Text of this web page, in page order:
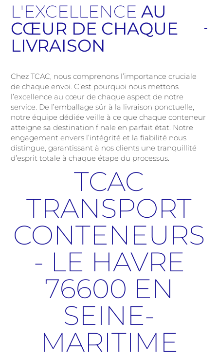
L'EXCELLENCEAU
CŒUR DE CHAQUE
LIVRAISON
Chez TCAC, nous comprenons l’importance cruciale
de chaque envoi. C’est pourquoi nous mettons
l’excellence au cœur de chaque aspect de notre
service. De l’emballage sûr à la livraison ponctuelle,
notre équipe dédiée veille à ce que chaque conteneur
atteigne sa destination finale en parfait état. Notre
engagement envers l’intégrité et la fiabilité nous
distingue, garantissant à nos clients une tranquillité
d’esprit totale à chaque étape du processus.
TCAC
TRANSPORT
CONTENEURS
- LE HAVRE
76600 EN
SEINE-
MARITIME